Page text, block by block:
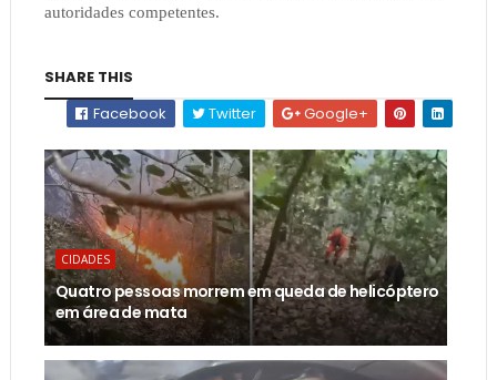
autoridades competentes.
SHARE THIS
Facebook
Twitter Google+
CIDADES
Quatro pessoas morrem em queda de helicóptero
em área de mata